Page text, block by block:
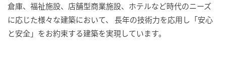
倉庫、福祉施設、店舗型商業施設、ホテルなど時代のニーズ
に応じた様々な建築において、
長年の技術力を応用し「安心
と安全」をお約束する建築を実現しています。